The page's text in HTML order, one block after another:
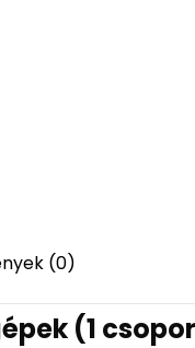
(0)
(1